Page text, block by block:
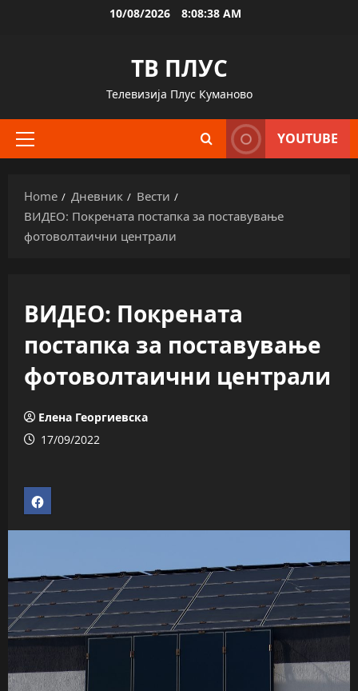
10/08/2026 8:08:39 AM
ТВ ПЛУС
Телевизија Плус Куманово
Primary
YOUTUBE
Home Дневник
Вести
ВИДЕО: Покрената постапка за поставување
фотоволтаични централи
ВИДЕО: Покрената
постапка за поставување
фотоволтаични централи
Елена Георгиевска
17/09/2022